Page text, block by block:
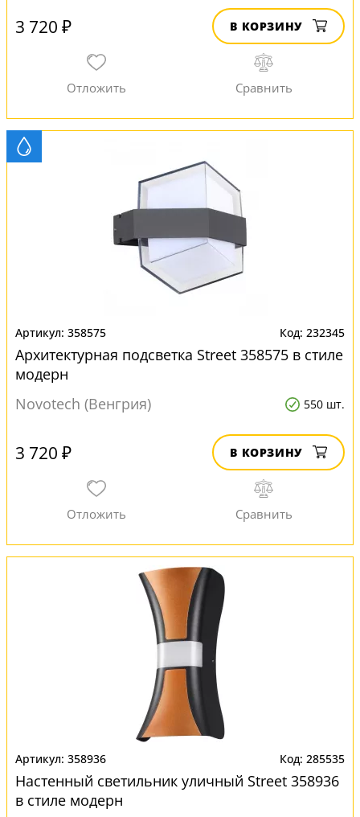
3 720 ₽ В КОРЗИНУ
358575 232345
Архитектурная подсветка Street 358575 в стиле
модерн
Novotech (Венгрия)
550 шт.
3 720 ₽ В КОРЗИНУ
358936 285535
Настенный светильник уличный Street 358936
в стиле модерн